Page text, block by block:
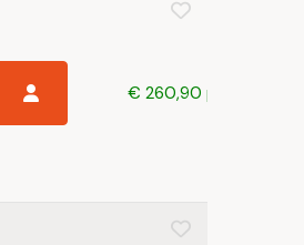
€ 260,90 p/s